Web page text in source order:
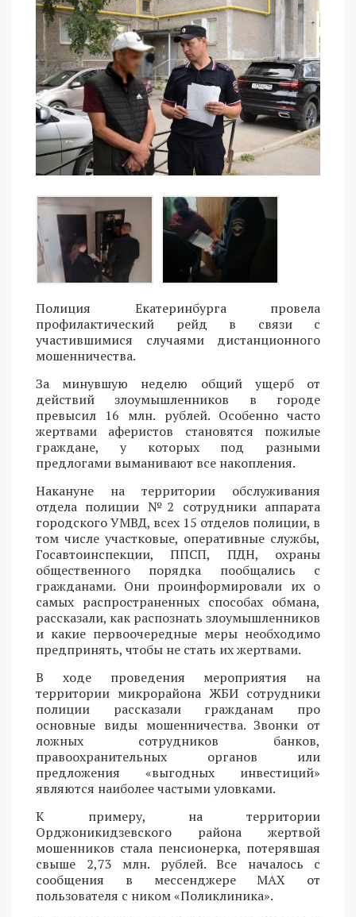
Полиция Екатеринбурга провела
профилактический рейд в связи с
участившимися случаями дистанционного
мошенничества.
За минувшую неделю общий ущерб от
действий злоумышленников в городе
превысил 16 млн. рублей. Особенно часто
жертвами аферистов становятся пожилые
граждане, у которых под разными
предлогами выманивают все накопления.
Накануне на территории обслуживания
отдела полиции №2 сотрудники аппарата
городского УМВД, всех 15 отделов полиции, в
том числе участковые, оперативные службы,
Госавтоинспекции, ППСП, ПДН, охраны
общественного порядка пообщались с
гражданами. Они проинформировали их о
самых распространенных способах обмана,
рассказали, как распознать злоумышленников
и какие первоочередные меры необходимо
предпринять, чтобы не стать их жертвами.
В ходе проведения мероприятия на
территории микрорайона ЖБИ сотрудники
полиции рассказали гражданам про
основные виды мошенничества. Звонки от
ложных сотрудников банков,
правоохранительных органов или
предложения «выгодных инвестиций»
являются наиболее частыми уловками.
К примеру, на территории
Орджоникидзевского района жертвой
мошенников стала пенсионерка, потерявшая
свыше 2,73 млн. рублей. Все началось с
сообщения в мессенджере MAX от
пользователя с ником «Поликлиника».